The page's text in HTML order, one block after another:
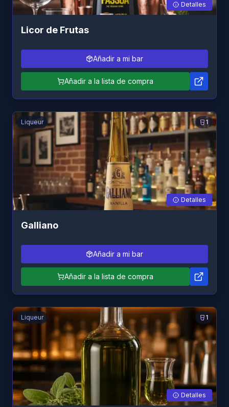
Detalles
Licor de Frutas
Añadir a mi bar
Añadir a la lista de compra
1
Liqueur
Detalles
Galliano
Añadir a mi bar
Añadir a la lista de compra
1
Liqueur
Detalles